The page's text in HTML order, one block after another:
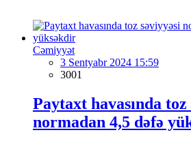
Cəmiyyət
3 Sentyabr 2024 15:59
3001
Paytaxt havasında toz
normadan 4,5 dəfə